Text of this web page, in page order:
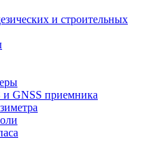
и строительных
и GNSS приемника